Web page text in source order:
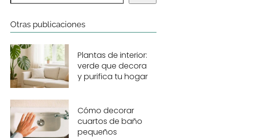
Otras publicaciones
Plantas de interior:
verde que decora
y purifica tu hogar
Cómo decorar
cuartos de baño
pequeños